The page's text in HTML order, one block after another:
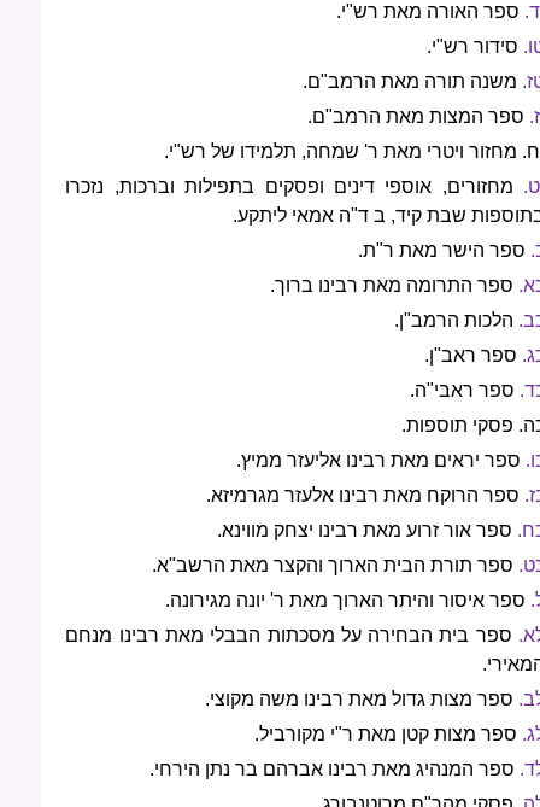
ספר האורה מאת רש"י.
סידור רש"י.
משנה תורה מאת הרמב"ם.
ספר המצות מאת הרמב"ם.
מחזור ויטרי מאת ר' שמחה, תלמידו של רש"י.
מחזורים, אוספי דינים ופסקים בתפילות וברכות, נזכרו
שבת קיד, ב ד"ה אמאי ליתקע.
ספר הישר מאת ר"ת.
ספר התרומה מאת רבינו ברוך.
הלכות הרמב"ן.
ספר ראב"ן.
ספר ראבי"ה.
פסקי תוספות.
ספר יראים מאת רבינו אליעזר ממיץ.
ספר הרוקח מאת רבינו אלעזר מגרמיזא.
ספר אור זרוע מאת רבינו יצחק מווינא.
ספר תורת הבית הארוך והקצר מאת הרשב"א.
ספר איסור והיתר הארוך מאת ר' יונה מגירונה.
ספר בית הבחירה על מסכתות הבבלי מאת רבינו מנחם
ספר מצות גדול מאת רבינו משה מקוצי.
ספר מצות קטן מאת ר"י מקורביל.
ספר המנהיג מאת רבינו אברהם בר נתן הירחי.